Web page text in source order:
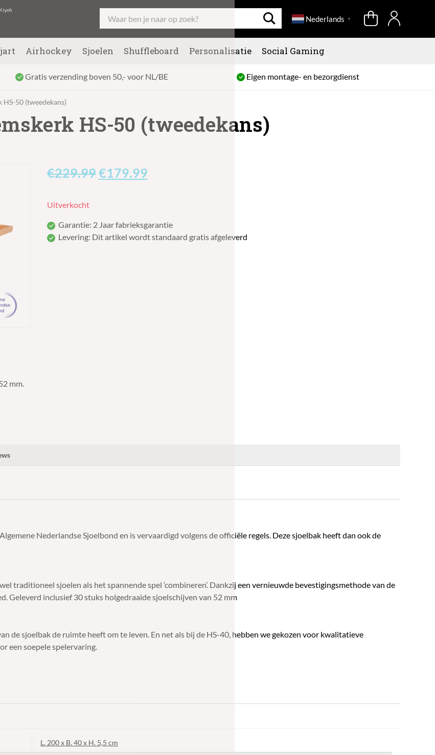
Nederlands ▼
Airhockey Sjoelen Shuffleboard Personalisatie Social Gaming
Gratis verzending boven 50,- voor NL/BE Eigen montage- en bezorgdienst
50 (tweedekans)
HS-50 (tweedekans)
mm.
€229.99Oorspronkelijke
€229.99.
€179.99Huidige
€179.99.
Uitverkocht
Garantie: 2 Jaar fabrieksgarantie
Levering: Dit artikel wordt standaard gratis afgeleverd
Nederlandse Sjoelbond en is vervaardigd volgens de officiële regels. Deze sjoelbak heeft dan ook de
traditioneel sjoelen als het spannende spel ‘combineren’. Dankzij een vernieuwde bevestigingsmethode van de
Geleverd inclusief 30 stuks holgedraaide sjoelschijven van 52 mm
de sjoelbak de ruimte heeft om te leven. En net als bij de HS-40, hebben we gekozen voor kwalitatieve
een soepele spelervaring.
L. 200 x B. 40 x H. 5,5 cm